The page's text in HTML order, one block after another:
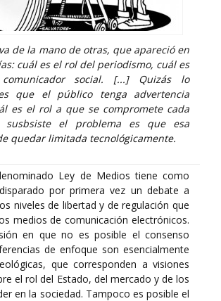
de la mano de otras, que apareció en
cuál es el rol del periodismo, cuál es
social. [...] Quizás lo
que el público tenga advertencia
es el rol a que se compromete cada
susbsiste el problema es que esa
quedar limitada tecnológicamente.
Ley de Medios tiene como
por primera vez un debate a
niveles de libertad y de regulación que
medios de comunicación electrónicos.
en que no es posible el consenso
de enfoque son esencialmente
que corresponden a visiones
el rol del Estado, del mercado y de los
en la sociedad. Tampoco es posible el